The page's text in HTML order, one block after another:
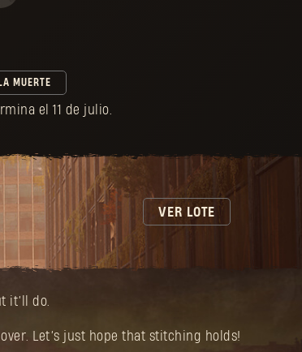
MUERTE
el 11 de julio.
VER LOTE
it’ll do.
Let’s just hope that stitching holds!